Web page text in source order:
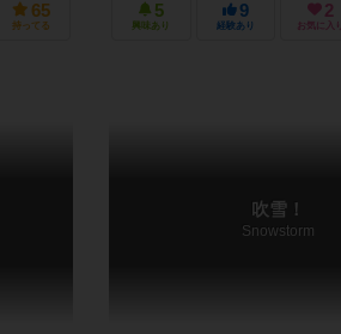
65
持ってる
5
興味あり
9
経験あり
2
お気に入り
吹雪！
Snowstorm